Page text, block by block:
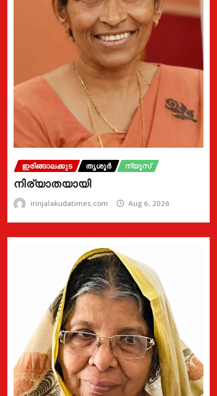
ഇരിങ്ങാലക്കുട തൃശൂർ ന്യൂസ്
നിര്യാതയായി
irinjalakudatimes.com Aug 6, 2026